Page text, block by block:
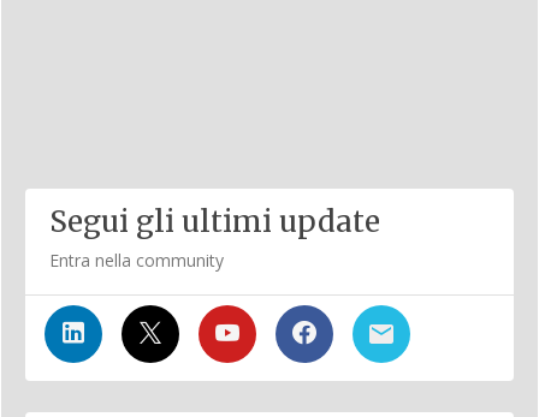
Segui gli ultimi update
Entra nella community